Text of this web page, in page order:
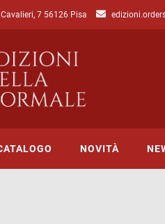
7 56126 Pisa
NOVITÀ